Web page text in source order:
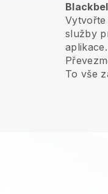
služby
aplikace.
To vše